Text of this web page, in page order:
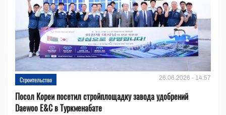
Строительство 26.06.2026 - 14:57
Посол Кореи посетил стройплощадку завода удобрений
Daewoo E&C в Туркменабате